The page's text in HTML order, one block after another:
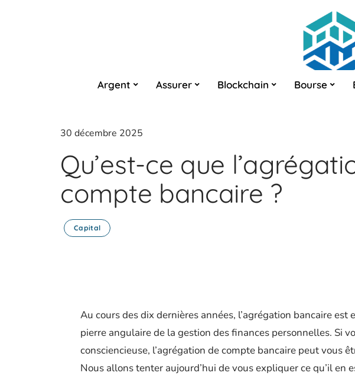
Argent Assurer Blockchain Bourse
30 décembre 2025
Qu’est-ce que
compte bancaire ?
Capital
Au cours des dix dernières années, l’agrégation bancaire
pierre angulaire de la gestion des finances personnelles. Si
consciencieuse, l’agrégation de compte bancaire peut vous
Nous allons tenter aujourd’hui de vous expliquer ce qu’il en